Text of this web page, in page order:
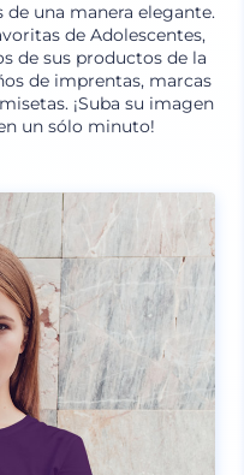
de una manera elegante.
de Adolescentes,
de sus productos de la
de imprentas, marcas
¡Suba su imagen
un sólo minuto!